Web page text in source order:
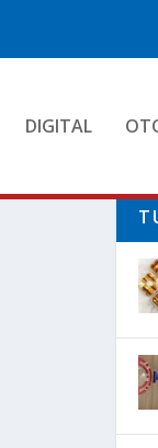
DIGITAL